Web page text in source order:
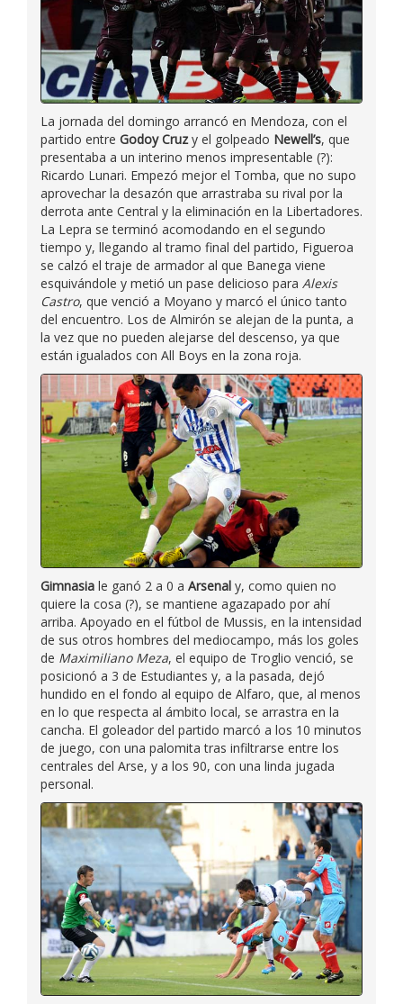
La jornada del domingo arrancó en Mendoza, con el
partido entre Godoy Cruzy el golpeado Newell’s, que
presentaba a un interino menos impresentable (?):
Ricardo Lunari. Empezó mejor el Tomba, que no supo
aprovechar la desazón que arrastraba su rival por la
derrota ante Central y la eliminación en la Libertadores.
La Lepra se terminó acomodando en el segundo
tiempo y, llegando al tramo final del partido, Figueroa
se calzó el traje de armador al que Banega viene
esquivándole y metió un pase delicioso para Alexis
Castro, que venció a Moyano y marcó el único tanto
del encuentro. Los de Almirón se alejan de la punta, a
la vez que no pueden alejarse del descenso, ya que
están igualados con All Boys en la zona roja.
Gimnasia le ganó 2 a 0 a Arsenal y, como quien no
quiere la cosa (?), se mantiene agazapado por ahí
arriba. Apoyado en el fútbol de Mussis, en la intensidad
de sus otros hombres del mediocampo, más los goles
de Maximiliano Meza, el equipo de Troglio venció, se
posicionó a 3 de Estudiantes y, a la pasada, dejó
hundido en el fondo al equipo de Alfaro, que, al menos
en lo que respecta al ámbito local, se arrastra en la
cancha. El goleador del partido marcó a los 10 minutos
de juego, con una palomita tras infiltrarse entre los
centrales del Arse, y a los 90, con una linda jugada
personal.